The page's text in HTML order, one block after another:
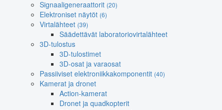
Signaaligeneraattorit (20)
Elektroniset näytöt (6)
Virtalähteet (39)
Säädettävät laboratoriovirtalähteet
3D-tulostus
3D-tulostimet
3D-osat ja varaosat
Passiiviset elektroniikkakomponentit (40)
Kamerat ja dronet
Action-kamerat
Dronet ja quadkopterit